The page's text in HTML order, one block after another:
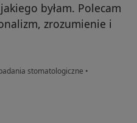
byłam. Polecam
zrozumienie i
stomatologiczne •